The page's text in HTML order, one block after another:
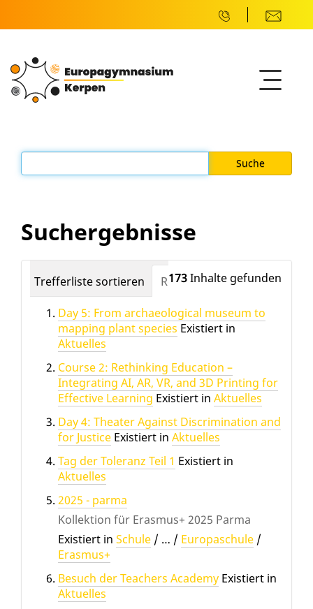
Suchergebnisse
173Inhalte gefunden
Trefferliste sortieren Relevanz Datum
Day 5: From archaeological museum to
mapping plant species Existiert in
Aktuelles
Course 2: Rethinking Education –
Integrating AI, AR, VR, and 3D Printing for
Effective Learning Existiert in Aktuelles
Day 4: Theater Against Discrimination and
for Justice Existiert in Aktuelles
Tag der Toleranz Teil 1 Existiert in
Aktuelles
2025 - parma
Kollektion für Erasmus+ 2025 Parma
Existiert in Schule / … / Europaschule /
Erasmus+
Besuch der Teachers Academy Existiert in
Aktuelles